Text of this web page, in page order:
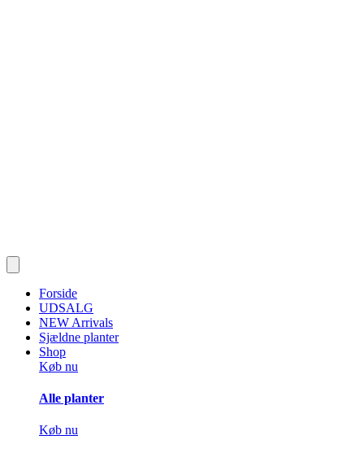
Forside
UDSALG
NEW Arrivals
Sjældne planter
Shop
Køb nu
Alle planter
Køb nu